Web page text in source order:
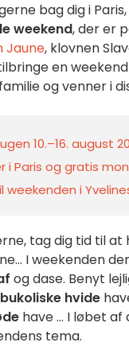
bag dig i
weekend, der er
Jaune, klovnen
en
og venner i
10.–16. august
i Paris og gratis
weekenden i
tag dig tid til at
I weekenden
og dase. Benyt
bukoliske hvide
have ... I løbet
tema.